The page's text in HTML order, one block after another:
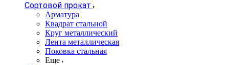
Сортовой прокат
Арматура
Квадрат стальной
Круг металлический
Лента металлическая
Поковка стальная
Еще